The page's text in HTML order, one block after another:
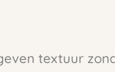
textuur